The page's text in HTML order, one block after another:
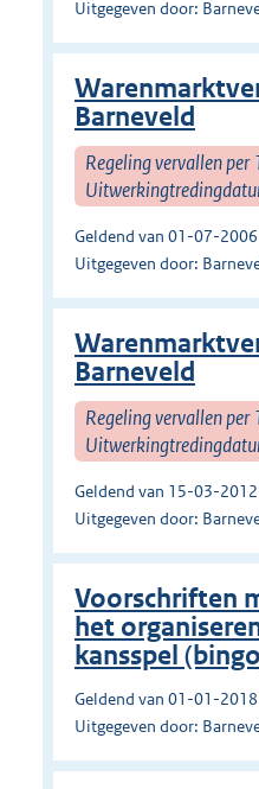
Uitgegeven door:
Barneveld
Regeling vervallen
Geldend van 01-07-
Uitgegeven door:
Barneveld
Regeling vervallen
Geldend van 15-03-
Uitgegeven door:
Voorschriften
het
kansspel
Geldend van 01-01-
Uitgegeven door: